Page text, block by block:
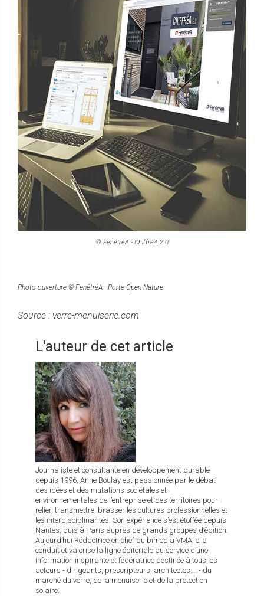
© FenêtréA - ChiffréA 2.0
Photo ouverture © FenêtréA - Porte Open Nature
Source : verre-menuiserie.com
L'auteur de cet article
Journaliste et consultante en développement durable
depuis 1996, Anne Boulay est passionnée par le débat
des idées et des mutations sociétales et
environnementales de l’entreprise et des territoires pour
relier, transmettre, brasser les cultures professionnelles et
les interdisciplinarités. Son expérience s’est étoffée depuis
Nantes, puis à Paris auprès de grands groupes d’édition.
Aujourd’hui Rédactrice en chef du bimedia VMA, elle
conduit et valorise la ligne éditoriale au service d’une
information inspirante et fédératrice destinée à tous les
acteurs - dirigeants, prescripteurs, architectes…. - du
marché du verre, de la menuiserie et de la protection
solaire.